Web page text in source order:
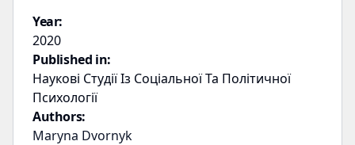
Year:
2020
Published in:
Наукові Студії Із Соціальної Та Політичної
Психології
Authors:
Maryna Dvornyk